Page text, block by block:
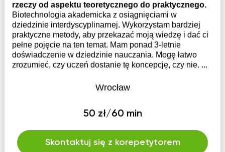
rzeczy od aspektu teoretycznego do praktycznego.
Biotechnologia akademicka z osiągnięciami w
dziedzinie interdyscyplinarnej. Wykorzystam bardziej
praktyczne metody, aby przekazać moją wiedzę i dać ci
pełne pojęcie na ten temat. Mam ponad 3-letnie
doświadczenie w dziedzinie nauczania. Mogę łatwo
zrozumieć, czy uczeń dostanie tę koncepcję, czy nie. ...
Wrocław
50 zł/60 min
Skontaktuj się z korepetytorem